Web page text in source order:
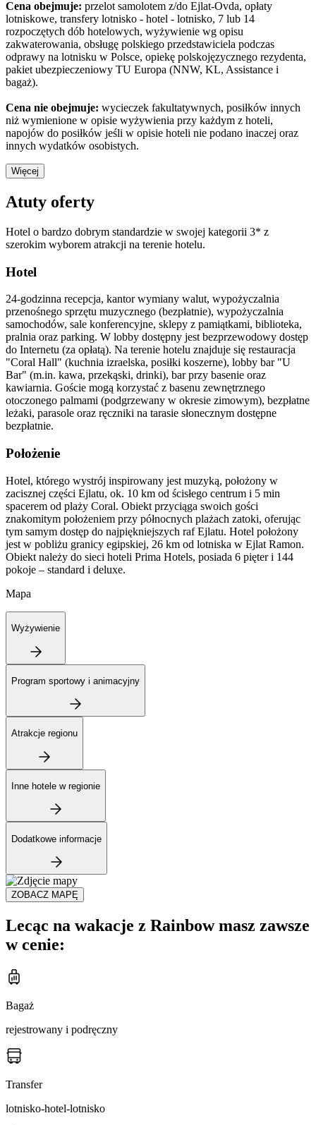
Cena obejmuje: przelot samolotem z/do Ejlat-Ovda, opłaty
lotniskowe, transfery lotnisko - hotel - lotnisko, 7 lub 14
rozpoczętych dób hotelowych, wyżywienie wg opisu
zakwaterowania, obsługę polskiego przedstawiciela podczas
odprawy na lotnisku w Polsce, opiekę polskojęzycznego rezydenta,
pakiet ubezpieczeniowy TU Europa (NNW, KL, Assistance i
bagaż).
Cena nie obejmuje: wycieczek fakultatywnych, posiłków innych
niż wymienione w opisie wyżywienia przy każdym z hoteli,
napojów do posiłków jeśli w opisie hoteli nie podano inaczej oraz
innych wydatków osobistych.
Więcej
Atuty oferty
Hotel o bardzo dobrym standardzie w swojej kategorii 3* z
szerokim wyborem atrakcji na terenie hotelu.
Hotel
24-godzinna recepcja, kantor wymiany walut, wypożyczalnia
przenośnego sprzętu muzycznego (bezpłatnie), wypożyczalnia
samochodów, sale konferencyjne, sklepy z pamiątkami, biblioteka,
pralnia oraz parking. W lobby dostępny jest bezprzewodowy dostęp
do Internetu (za opłatą). Na terenie hotelu znajduje się restauracja
"Coral Hall" (kuchnia izraelska, posiłki koszerne), lobby bar "U
Bar" (m.in. kawa, przekąski, drinki), bar przy basenie oraz
kawiarnia. Goście mogą korzystać z basenu zewnętrznego
otoczonego palmami (podgrzewany w okresie zimowym), bezpłatne
leżaki, parasole oraz ręczniki na tarasie słonecznym dostępne
bezpłatnie.
Położenie
Hotel, którego wystrój inspirowany jest muzyką, położony w
zacisznej części Ejlatu, ok. 10 km od ścisłego centrum i 5 min
spacerem od plaży Coral. Obiekt przyciąga swoich gości
znakomitym położeniem przy północnych plażach zatoki, oferując
tym samym dostęp do najpiękniejszych raf Ejlatu. Hotel położony
jest w pobliżu granicy egipskiej, 26 km od lotniska w Ejlat Ramon.
Obiekt należy do sieci hoteli Prima Hotels, posiada 6 pięter i 144
pokoje – standard i deluxe.
Mapa
Wyżywienie
Program sportowy i animacyjny
Atrakcje regionu
Inne hotele w regionie
Dodatkowe informacje
ZOBACZ MAPĘ
Lecąc na wakacje z Rainbow masz zawsze
w cenie:
Bagaż
rejestrowany i podręczny
Transfer
lotnisko-hotel-lotnisko